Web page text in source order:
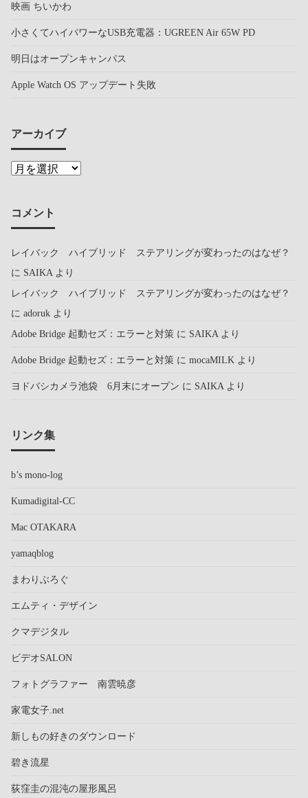
映画 ちいかわ
小さくてハイパワーなUSB充電器：UGREEN Air 65W PD
明日はオープンキャンパス
Apple Watch OS アップデート失敗
アーカイブ
コメント
レイバック ハイブリッド ステアリングが変わったのはなぜ？
に SAIKAより
レイバック ハイブリッド ステアリングが変わったのはなぜ？
に adoruk より
Adobe Bridge 起動セズ：エラーと対策 に SAIKAより
Adobe Bridge 起動セズ：エラーと対策 に mocaMILK より
ヨドバシカメラ池袋 6月末にオープン に SAIKAより
リンク集
b’s mono-log
Kumadigital-CC
Mac OTAKARA
yamaqblog
まわりぶろぐ
エムティ・デザイン
クマデジタル
ビデオSALON
フォトグラファー 南雲暁彦
家電女子.net
新しもの好きのダウンロード
碧き流星
荻窪圭の混沌の屋形風呂